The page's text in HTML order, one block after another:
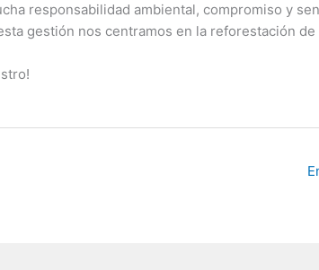
responsabilidad ambiental, compromiso y
gestión nos centramos en la reforestación de